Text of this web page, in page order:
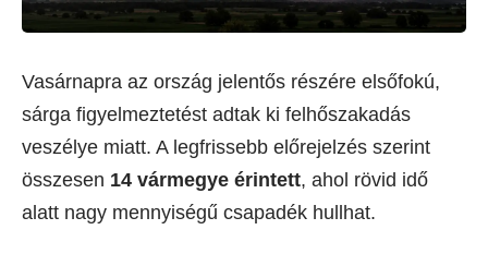
Vasárnapra az ország jelentős részére elsőfokú,
sárga figyelmeztetést adtak ki felhőszakadás
veszélye miatt. A legfrissebb előrejelzés szerint
összesen 14 vármegye érintett, ahol rövid idő
alatt nagy mennyiségű csapadék hullhat.